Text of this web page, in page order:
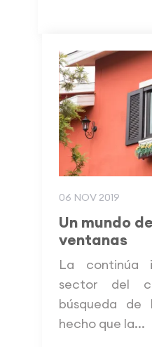
06 NOV 2019
Un mundo
ventanas
La continúa
sector del
búsqueda de
hecho que la...